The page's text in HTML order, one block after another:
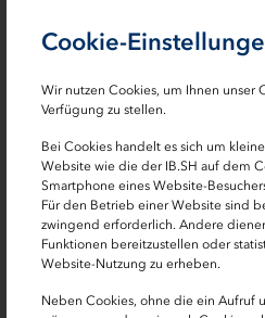
Cookie-
Wir nutzen Cookies, um Ihnen
Verfügung zu stellen.
Bei Cookies handelt es sich um
Website wie die der IB.SH auf dem
Smartphone eines Website-
Für den Betrieb einer Website sind
zwingend erforderlich. Andere
Funktionen bereitzustellen oder
Website-Nutzung zu erheben.
Neben Cookies, ohne die ein Aufruf
Liquiditätsengpass häufig zu
ein Rückmeldeverfahren, das
der Angeschriebenen und
Überkompensation – also
Insgesamt wurden rund 150
gezahlte Corona-Soforthilfen
Zurückgeflossen sind davon
Bund.